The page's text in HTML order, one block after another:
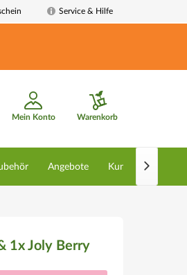
Service & Hilfe
Mein Konto Warenkorb
Angebote Kunstpflanzen

1x Joly Berry